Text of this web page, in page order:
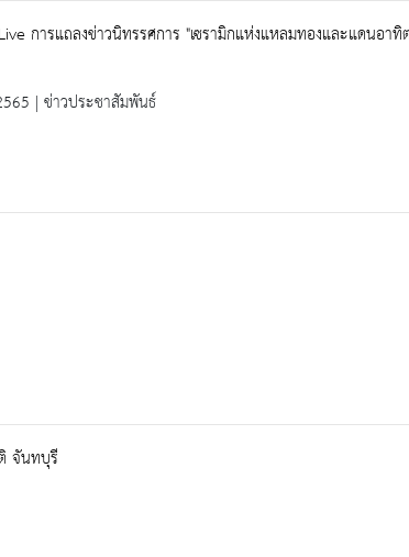
การแถลงข่าวนิทรรศการ "เซรามิกแห่งแหลมทองและแดนอา
| ข่าวประชาสัมพันธ์
จันทบุรี